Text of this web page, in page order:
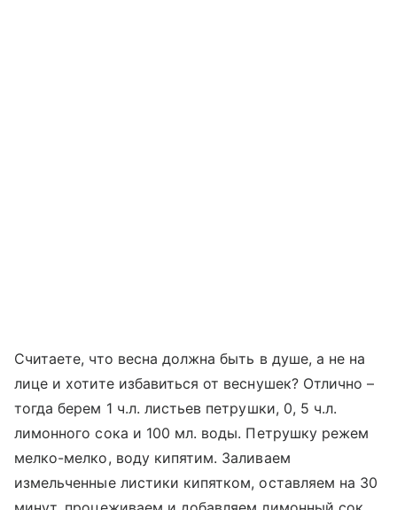
Считаете, что весна должна быть в душе, а не на
лице и хотите избавиться от веснушек? Отлично –
тогда берем 1 ч.л. листьев петрушки, 0, 5 ч.л.
лимонного сока и 100 мл. воды. Петрушку режем
мелко-мелко, воду кипятим. Заливаем
измельченные листики кипятком, оставляем на 30